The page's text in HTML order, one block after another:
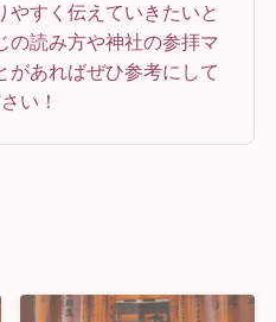
やすく伝えていきたいと
の読み方や神社の参拝マ
があればぜひ参考にして
い！